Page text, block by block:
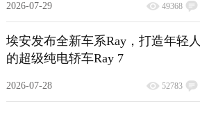
2026-07-29 49368
埃安发布全新车系Ray，打造年轻人
的超级纯电轿车Ray 7
2026-07-28 52783